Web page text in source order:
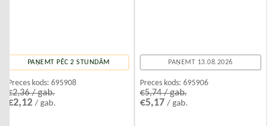
PAŅEMT PĒC 2 STUNDĀM
Preces kods: 695908
€2,36 / gab.
€2,12/ gab.
PAŅEMT 13.08.2026
Preces kods: 695906
€5,74 / gab.
€5,17 / gab.